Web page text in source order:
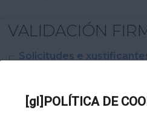
[gl]POLÍTICA DE
VALIDACIÓN
Solicitudes e
XML